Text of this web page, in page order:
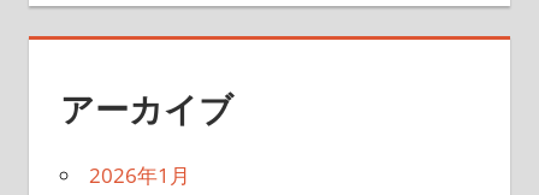
アーカイブ
2026年1月